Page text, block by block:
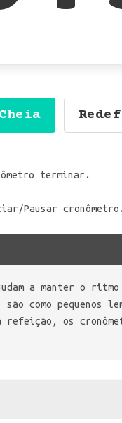
terminar.
Pausar
a manter o
como pequenos
os